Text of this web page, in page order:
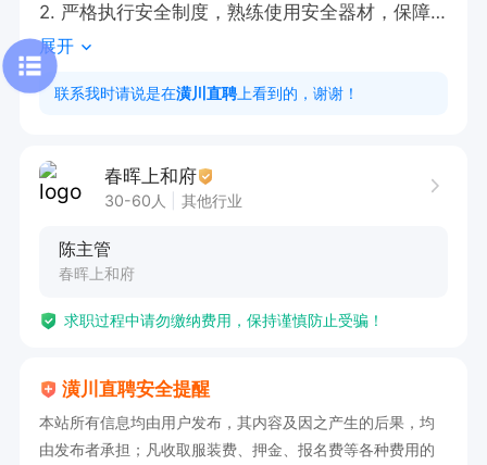
2. 严格执行安全制度，熟练使用安全器材，保障
工作顺利开展。
3. 做好交接班记录，保证工作的连贯性与准确
止并上报。
展开
联系我时请说是在潢川直聘 上看到的，谢谢！
春晖上和府
30-60人 其他行业
陈主管
春晖上和府
求职过程中请勿缴纳费用，保持谨慎防止受骗！
潢川直聘安全提醒
本站所有信息均由用户发布，其内容及因之产生的后果，均
由发布者承担；凡收取服装费、押金、报名费等各种费用的